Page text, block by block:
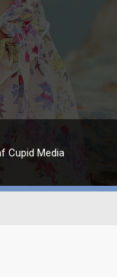
Cupid Media